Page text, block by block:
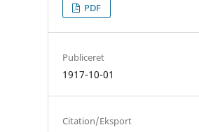
PDF
Publiceret
1917-10-01
Citation/Eksport